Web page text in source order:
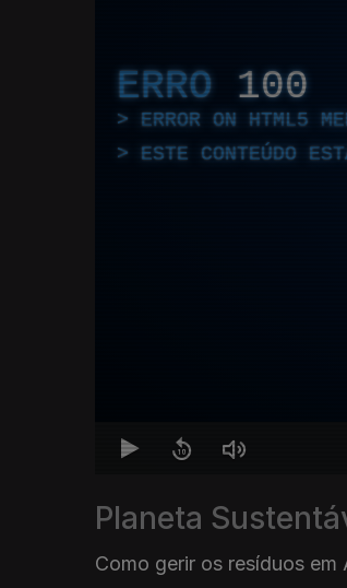
ERRO 100
ERROR ON HTML5
ESTE CONTEÚDO
Planeta
Como gerir os resíduos em